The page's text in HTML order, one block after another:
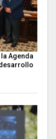
Agenda